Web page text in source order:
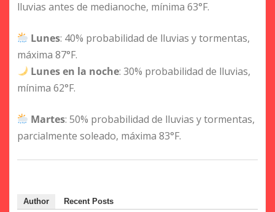
lluvias antes de medianoche, mínima 63°F.
Lunes: 40% probabilidad de lluvias y tormentas,
máxima 87°F.
Lunes en la noche: 30% probabilidad de lluvias,
mínima 62°F.
Martes: 50% probabilidad de lluvias y tormentas,
parcialmente soleado, máxima 83°F.
Author Recent Posts